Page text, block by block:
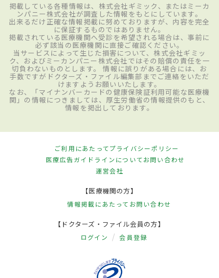
掲載している各種情報は、株式会社ギミック、またはミーカ
ンパニー株式会社が調査した情報をもとにしています。
出来るだけ正確な情報掲載に努めておりますが、内容を完全
に保証するものではありません。
掲載されている医療機関へ受診を希望される場合は、事前に
必ず該当の医療機関に直接ご確認ください。
当サービスによって生じた損害について、株式会社ギミッ
ク、およびミーカンパニー株式会社ではその賠償の責任を一
切負わないものとします。 情報に誤りがある場合には、お
手数ですがドクターズ・ファイル編集部までご連絡をいただ
けますようお願いいたします。
なお、「マイナンバーカードの健康保険証利用可能な医療機
関」の情報につきましては、厚生労働省の情報提供のもと、
情報を掲出しております。
ご利用にあたってプライバシーポリシー
医療広告ガイドラインについてお問い合わせ
運営会社
【医療機関の方】
情報掲載にあたって お問い合わせ
【ドクターズ・ファイル会員の方】
ログイン 会員登録